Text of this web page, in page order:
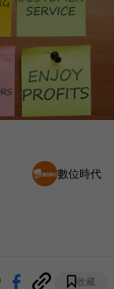
數位時代
收藏